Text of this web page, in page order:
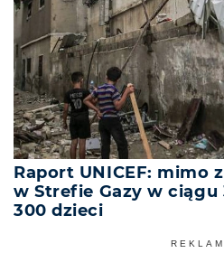
Raport UNICEF: mimo
w Strefie Gazy w ciągu
300 dzieci